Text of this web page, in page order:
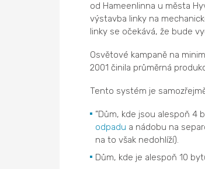
od Hameenlinna u města
výstavba linky na
linky se očekává, že bude
Osvětové kampaně na
2001 činila průměrná
Tento systém je
”Dům, kde jsou alespoň 4
odpadu a nádobu na
na to však nedohlíží).
Dům, kde je alespoň 10